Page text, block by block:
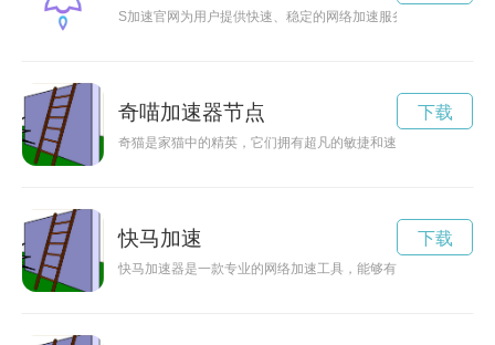
S加速官网为用户提供快速、稳定的网络加速服务，让您畅享
奇喵加速器节点
奇猫是家猫中的精英，它们拥有超凡的敏捷和速度，常常在家
下载
快马加速
快马加速器是一款专业的网络加速工具，能够有效提升网络速
下载